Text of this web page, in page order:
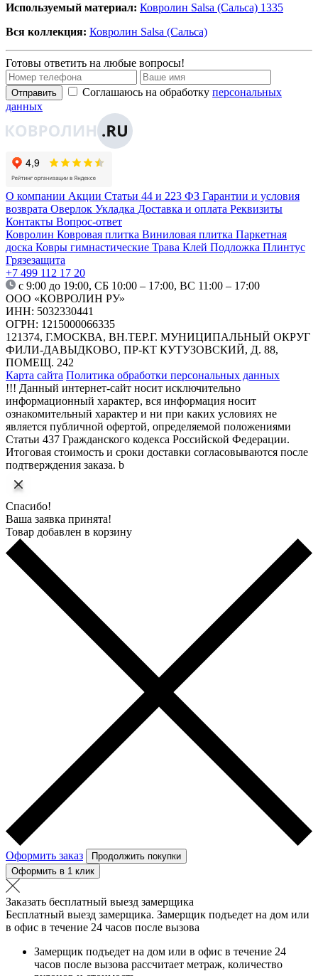
Используемый материал: Ковролин Salsa (Сальса) 1335
Вся коллекция: Ковролин Salsa (Сальса)
Готовы ответить на любые вопросы!
Отправить Соглашаюсь на обработку персональных
данных
О компании Акции Статьи 44 и 223 ФЗ Гарантии и условия
возврата Оверлок Укладка Доставка и оплата Реквизиты
Контакты Вопрос-ответ
Ковролин Ковровая плитка Виниловая плитка Паркетная
доска Ковры гимнастические Трава Клей Подложка Плинтус
Грязезащита
+7 499 112 17 20
с 9:00 до 19:00, СБ 10:00 – 17:00, ВС 11:00 – 17:00
ООО «КОВРОЛИН РУ»
ИНН: 5032330441
ОГРН: 1215000066335
121374, Г.МОСКВА, ВН.ТЕР.Г. МУНИЦИПАЛЬНЫЙ ОКРУГ
ФИЛИ-ДАВЫДКОВО, ПР-КТ КУТУЗОВСКИЙ, Д. 88,
ПОМЕЩ. 242
Карта сайта Политика обработки персональных данных
!!! Данный интернет-сайт носит исключительно
информационный характер, вся информация носит
ознакомительный характер и ни при каких условиях не
является публичной офертой, определяемой положениями
Статьи 437 Гражданского кодекса Российской Федерации.
Итоговая стоимость и сроки доставки согласовываются после
подтверждения заказа. b
Спасибо!
Ваша заявка принята!
Товар добавлен в корзину
Оформить заказ
Продолжить покупки
Оформить в 1 клик
Заказать бесплатный выезд замерщика
Бесплатный выезд замерщика. Замерщик подъедет на дом или
в офис в течение 24 часов после вызова
Замерщик подъедет на дом или в офис в течение 24
часов после вызова рассчитает метраж, количество